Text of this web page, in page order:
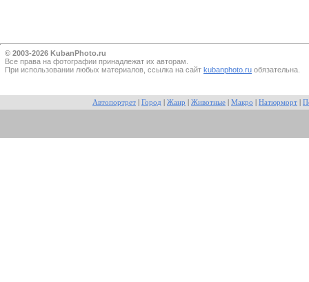
© 2003-2026 KubanPhoto.ru
Все прaва на фотографии принадлежат их авторам.
При использовании любых материалов, ссылка на сайт kubanphoto.ru обязательна.
Автопортрет Город Жанр Животные Макро Натюрморт